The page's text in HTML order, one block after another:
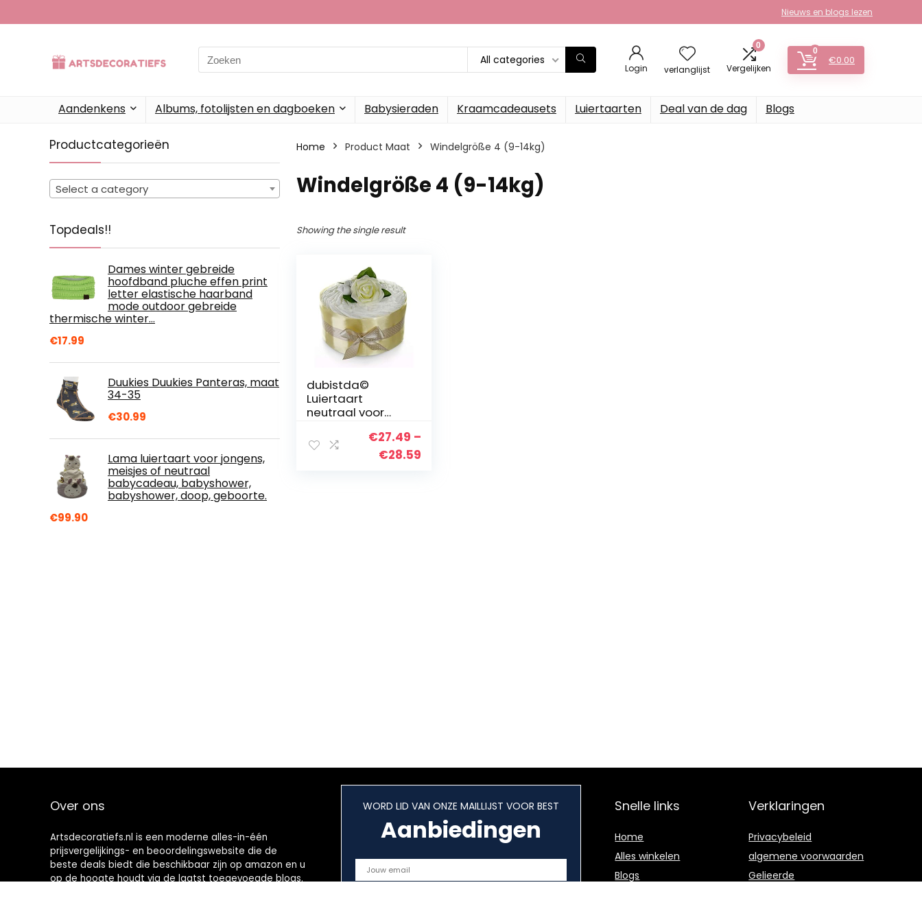
Nieuws en blogs lezen
Search
for:
All categories
Login verlanglijst
0
Vergelijken
0
€0.00
Aandenkens Albums, fotolijsten en dagboeken Babysieraden Kraamcadeausets Luiertaarten Deal van de dag Blogs
Productcategorieën
Select a category
Topdeals!!
Dames winter gebreide
hoofdband pluche effen print
letter elastische haarband
mode outdoor gebreide
thermische winter…
€17.99
Duukies Duukies Panteras, maat
34-35
€30.99
Lama luiertaart voor jongens,
meisjes of neutraal
babycadeau, babyshower,
babyshower, doop, geboorte.
€99.90
Home Product Maat Windelgröße 4 (9-14kg)
Windelgröße 4 (9-14kg)
Showing the single result
dubistda©
Luiertaart
neutraal voor
meisjes
rozenbloesem |
€27.49 –
€28.59
Over ons
Artsdecoratiefs.nl is een moderne alles-in-één
prijsvergelijkings- en beoordelingswebsite die de
beste deals biedt die beschikbaar zijn op amazon en u
op de hoogte houdt via de laatst toegevoegde blogs.
WORD LID VAN ONZE MAILLIJST VOOR BEST
Aanbiedingen
Snelle links
Home
Alles winkelen
Blogs
Verklaringen
Privacybeleid
algemene voorwaarden
Gelieerde